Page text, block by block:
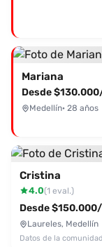
Mariana
Desde
Medellín· 28 años
Cristina
4.0(1 eval.)
Desde
Laureles, Medellín
Datos de la comunidad